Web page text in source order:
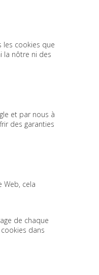
cookies que
la nôtre ni des
et par nous à
des garanties
cela
de chaque
dans